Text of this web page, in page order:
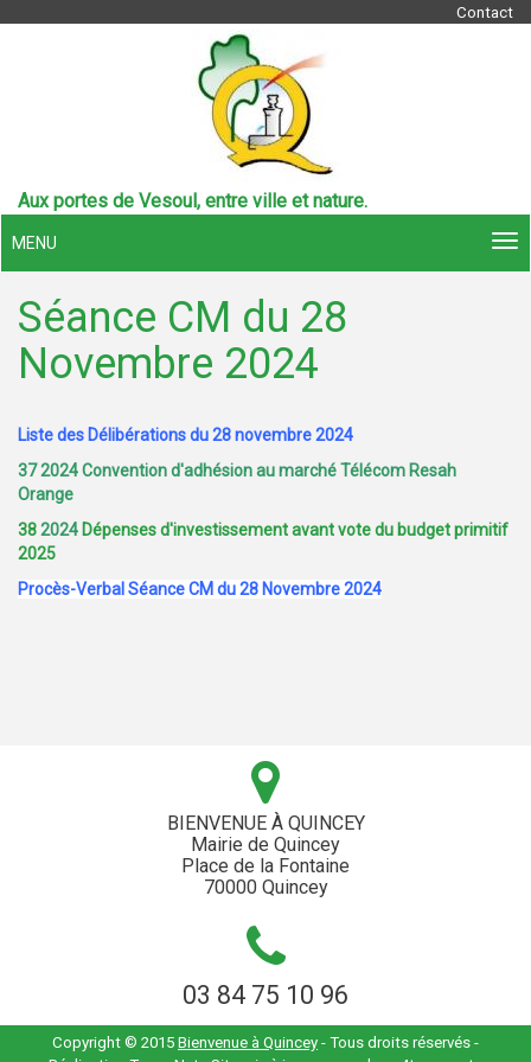
Contact
Aux portes de Vesoul, entre ville et nature.
MENU
Séance CM du 28
Novembre 2024
Liste des Délibérations du 28 novembre 2024
37 2024 Convention d'adhésion au marché Télécom Resah
Orange
382024 Dépenses d'investissement avant vote du budget primitif
2025
Procès-Verbal Séance CM du 28 Novembre 2024
BIENVENUE À QUINCEY
Mairie de Quincey
Place de la Fontaine
70000 Quincey
03 84 75 10 96
Copyright © 2015 Bienvenue à Quincey - Tous droits réservés -